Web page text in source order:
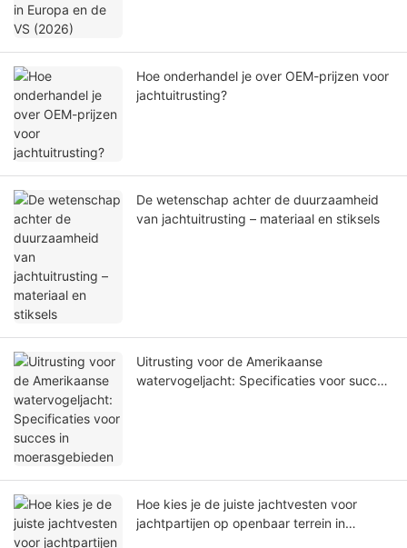
Hoe onderhandel je over OEM-prijzen voor
jachtuitrusting?
De wetenschap achter de duurzaamheid
van jachtuitrusting – materiaal en stiksels
Uitrusting voor de Amerikaanse
watervogeljacht: Specificaties voor succes
Hoe kies je de juiste jachtvesten voor
jachtpartijen op openbaar terrein in